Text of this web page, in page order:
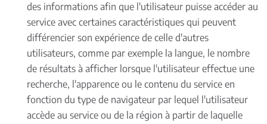
des informations afin que l'utilisateur puisse accéder au
service avec certaines caractéristiques qui peuvent
différencier son expérience de celle d'autres
utilisateurs, comme par exemple la langue, le nombre
de résultats à afficher lorsque l'utilisateur effectue une
recherche, l'apparence ou le contenu du service en
fonction du type de navigateur par lequel l'utilisateur
accède au service ou de la région à partir de laquelle